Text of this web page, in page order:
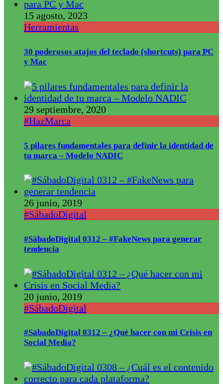
15 agosto, 2023
Herramientas
30 poderosos atajos del teclado (shortcuts) para PC
y Mac
29 septiembre, 2020
#HazMarca
5 pilares fundamentales para definir la identidad de
tu marca – Modelo NADIC
26 junio, 2019
#SábadoDigital
#SábadoDigital 0312 – #FakeNews para generar
tendencia
20 junio, 2019
#SábadoDigital
#SábadoDigital 0312 – ¿Qué hacer con mi Crisis en
Social Media?